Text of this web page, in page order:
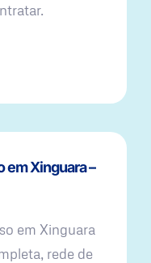
em Xinguara –
em Xinguara
rede de